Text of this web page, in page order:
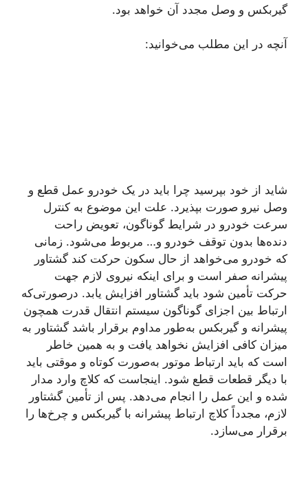
گیربکس و وصل مجدد آن خواهد بود.
آنچه در این مطلب می‌خوانید:
شاید از خود بپرسید چرا باید در یک خودرو عمل قطع و
وصل نیرو صورت بپذیرد. علت این موضوع به کنترل
سرعت خودرو در شرایط گوناگون، تعویض راحت
دنده‌ها بدون توقف خودرو و… مربوط می‌شود. زمانی
که خودرو می‌خواهد از حال سکون حرکت کند گشتاور
پیشرانه صفر است و برای اینکه نیروی لازم جهت
حرکت تأمین شود باید گشتاور افزایش یابد. درصورتی‌که
ارتباط بین اجزای گوناگون سیستم انتقال قدرت همچون
پیشرانه و گیربکس به‌طور مداوم برقرار باشد گشتاور به
میزان کافی افزایش نخواهد یافت و به همین خاطر
است که باید ارتباط موتور به‌صورت کوتاه و موقتی باید
با دیگر قطعات قطع شود. اینجاست که کلاچ وارد مدار
شده و این عمل را انجام می‌دهد. پس از تأمین گشتاور
لازم، مجدداً کلاچ ارتباط پیشرانه با گیربکس و چرخ‌ها را
برقرار می‌سازد.